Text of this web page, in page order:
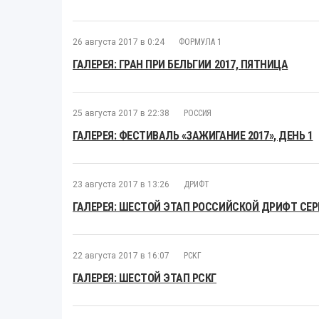
26 августа 2017 в 0:24 ФОРМУЛА 1
ГАЛЕРЕЯ: ГРАН ПРИ БЕЛЬГИИ 2017, ПЯТНИЦА
25 августа 2017 в 22:38 РОССИЯ
ГАЛЕРЕЯ: ФЕСТИВАЛЬ «ЗАЖИГАНИЕ 2017», ДЕНЬ 1
23 августа 2017 в 13:26 ДРИФТ
ГАЛЕРЕЯ: ШЕСТОЙ ЭТАП РОССИЙСКОЙ ДРИФТ
22 августа 2017 в 16:07 РСКГ
ГАЛЕРЕЯ: ШЕСТОЙ ЭТАП РСКГ